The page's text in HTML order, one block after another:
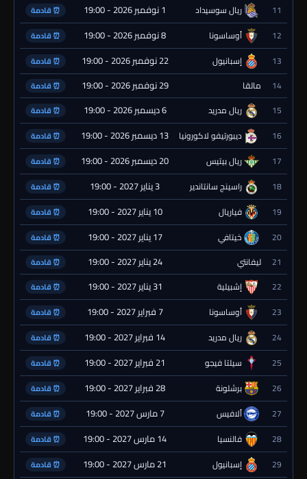
11 ريال سوسيداد 1 نوفمبر 2026 - 19:00 ⏰ قادمة
12 أوساسونا 8 نوفمبر 2026 - 19:00 ⏰ قادمة
13 إسبانيول 22 نوفمبر 2026 - 19:00 ⏰ قادمة
14 مالقا 29 نوفمبر 2026 - 19:00 ⏰ قادمة
15 ريال مدريد 6 ديسمبر 2026 - 19:00 ⏰ قادمة
16 ديبورتيفو لاكورونيا 13 ديسمبر 2026 - 19:00 ⏰ قادمة
17 ريال بيتيس 20 ديسمبر 2026 - 19:00 ⏰ قادمة
18 راسينج سانتاندير 3 يناير 2027 - 19:00 ⏰ قادمة
19 فياريال 10 يناير 2027 - 19:00 ⏰ قادمة
20 خيتافي 17 يناير 2027 - 19:00 ⏰ قادمة
21 ليفانتي 24 يناير 2027 - 19:00 ⏰ قادمة
22 إشبيلية 31 يناير 2027 - 19:00 ⏰ قادمة
23 أوساسونا 7 فبراير 2027 - 19:00 ⏰ قادمة
24 ريال مدريد 14 فبراير 2027 - 19:00 ⏰ قادمة
25 سيلتا فيجو 21 فبراير 2027 - 19:00 ⏰ قادمة
26 برشلونة 28 فبراير 2027 - 19:00 ⏰ قادمة
27 ألافيس 7 مارس 2027 - 19:00 ⏰ قادمة
28 فالنسيا 14 مارس 2027 - 19:00 ⏰ قادمة
29 إسبانيول 21 مارس 2027 - 19:00 ⏰ قادمة